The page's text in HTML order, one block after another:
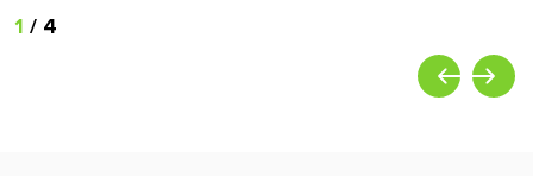
1 / 4